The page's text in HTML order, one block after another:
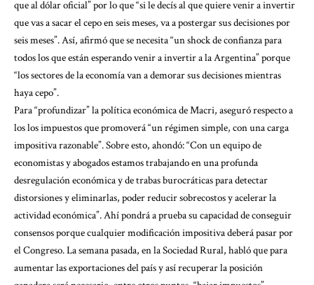
que al dólar oficial” por lo que “si le decís al que quiere venir a invertir
que vas a sacar el cepo en seis meses, va a postergar sus decisiones por
seis meses”. Así, afirmó que se necesita “un shock de confianza para
todos los que están esperando venir a invertir a la Argentina” porque
“los sectores de la economía van a demorar sus decisiones mientras
haya cepo”.
Para “profundizar” la política económica de Macri, aseguró respecto a
los los impuestos que promoverá “un régimen simple, con una carga
impositiva razonable”. Sobre esto, ahondó: “Con un equipo de
economistas y abogados estamos trabajando en una profunda
desregulación económica y de trabas burocráticas para detectar
distorsiones y eliminarlas, poder reducir sobrecostos y acelerar la
actividad económica”. Ahí pondrá a prueba su capacidad de conseguir
consensos porque cualquier modificación impositiva deberá pasar por
el Congreso. La semana pasada, en la Sociedad Rural, habló que para
aumentar las exportaciones del país y así recuperar la posición